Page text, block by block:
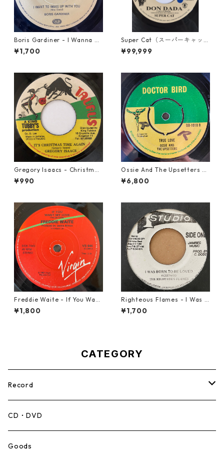
Boris Gardiner - I Wanna W
ake Up With You【7-2192
4】
¥1,700
Super Cat（スーパーキャッ
ト） - Don Dada【7inch】
¥99,999
Gregory Isaacs - Christmas
Time Once Again【7-2058
9】
¥990
Ossie And The Upsetters -
True Love【7-22000】
¥6,800
Freddie Waite - If You Want
My Love【7-21943】
¥1,800
Righteous Flames - I Was B
orn To Be Loved【7-21191】
¥1,700
CATEGORY
Record
Mento,Calypso,Ballad
Ska
CD・DVD
Goods